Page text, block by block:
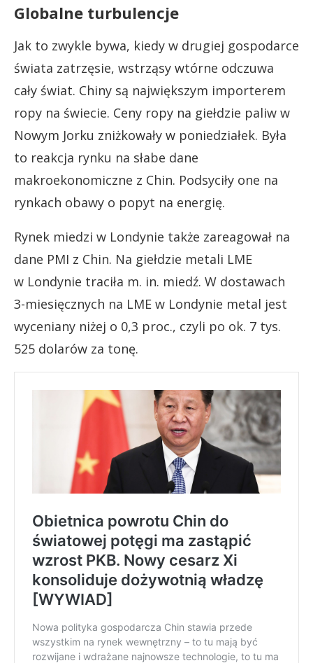
Globalne turbulencje
Jak to zwykle bywa, kiedy w drugiej gospodarce
świata zatrzęsie, wstrząsy wtórne odczuwa
cały świat. Chiny są największym importerem
ropy na świecie. Ceny ropy na giełdzie paliw w
Nowym Jorku zniżkowały w poniedziałek. Była
to reakcja rynku na słabe dane
makroekonomiczne z Chin. Podsyciły one na
rynkach obawy o popyt na energię.
Rynek miedzi w Londynie także zareagował na
dane PMI z Chin. Na giełdzie metali LME
w Londynie traciła m. in. miedź. W dostawach
3-miesięcznych na LME w Londynie metal jest
wyceniany niżej o 0,3 proc., czyli po ok. 7 tys.
525 dolarów za tonę.